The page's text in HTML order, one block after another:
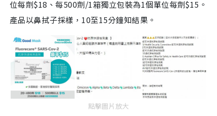
位每劑$18、每500劑/1箱獨立包裝為1個單位每劑$15。
產品以鼻拭子採樣，10至15分鐘知結果。
點擊圖片放大